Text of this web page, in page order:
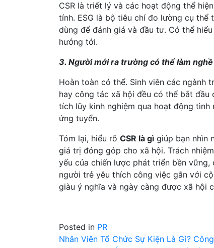
CSR là triết lý và các hoạt động thể
tính. ESG là bộ tiêu chí đo lường cụ
dùng để đánh giá và đầu tư. Có thể
hướng tới.
3. Người mới ra trường có thể làm nghề
Hoàn toàn có thể. Sinh viên các ngành
hay công tác xã hội đều có thể bắt đầu
tích lũy kinh nghiệm qua hoạt động
ứng tuyển.
Tóm lại, hiểu rõ CSR là gì giúp bạn nhìn
giá trị đóng góp cho xã hội. Trách
yếu của chiến lược phát triển bền
người trẻ yêu thích công việc gắn với
giàu ý nghĩa và ngày càng được xã hội
Posted in PR
Điều
Nhân Viên Tổ Chức Sự Kiện Là Gì?